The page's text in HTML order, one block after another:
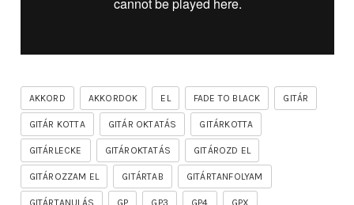
AKKORD AKKORDOK EL FADE TO BLACK GITÁR
GITÁR KOTTA GITÁR OKTATÁS GITÁRKOTTA
GITÁRLECKE GITÁROKTATÁS GITÁROZD EL
GITÁROZZAM EL GITÁRTAB GITÁRTANFOLYAM